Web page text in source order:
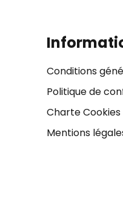
Conditions
Politique de
Charte Cookies
Mentions